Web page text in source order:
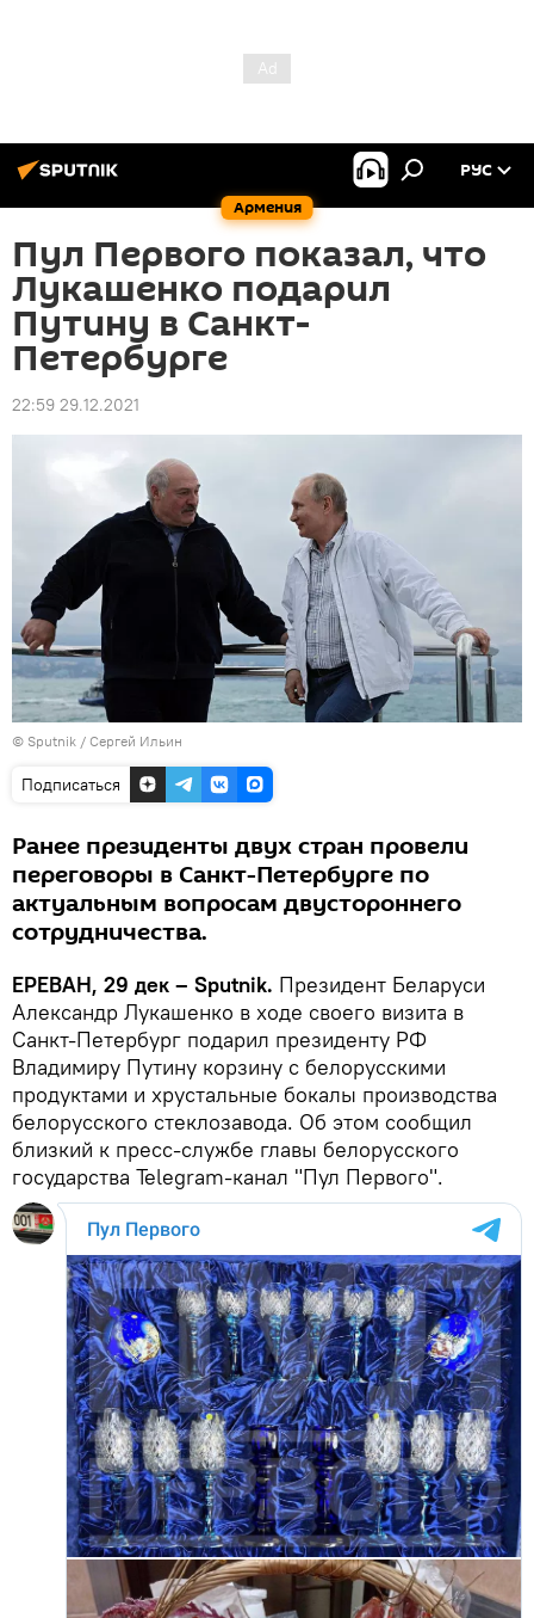
Армения
РУС
Пул Первого показал, что
Лукашенко подарил
Путину в Санкт-
Петербурге
22:59 29.12.2021
© Sputnik / Сергей Ильин
Подписаться
Ранее президенты двух стран провели
переговоры в Санкт-Петербурге по
актуальным вопросам двустороннего
сотрудничества.
ЕРЕВАН, 29 дек – Sputnik. Президент Беларуси
Александр Лукашенко в ходе своего визита в
Санкт-Петербург подарил президенту РФ
Владимиру Путину корзину с белорусскими
продуктами и хрустальные бокалы производства
белорусского стеклозавода. Об этом сообщил
близкий к пресс-службе главы белорусского
государства Telegram-канал "Пул Первого".